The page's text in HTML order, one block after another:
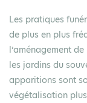
Les pratiques
de plus en plus
l’aménagement de
les jardins du
apparitions sont
végétalisation